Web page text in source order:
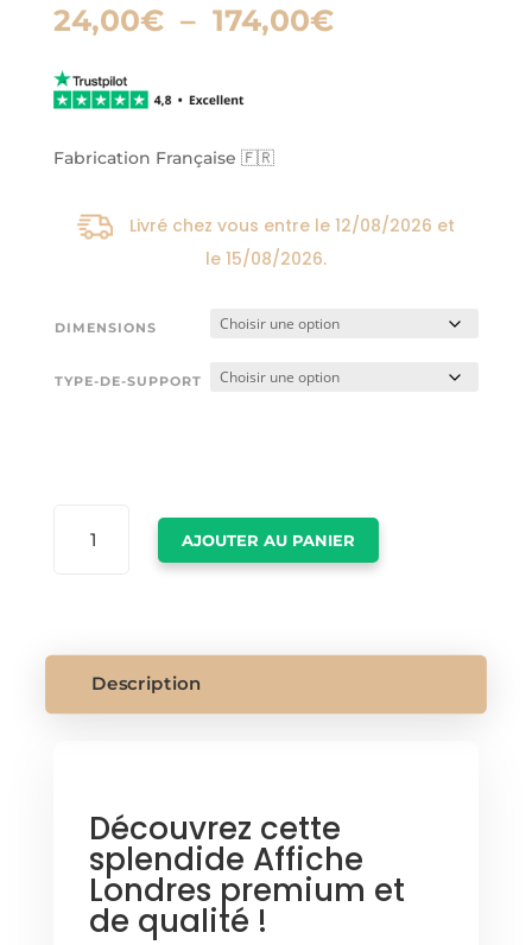
24,00€ – 174,00€Plage
Fabrication Française 🇫🇷
Livré chez vous entre le 12/08/2026 et
le 15/08/2026.
DIMENSIONS
TYPE-DE-SUPPORT
AJOUTER AU PANIER
Description
Découvrez cette
splendide Affiche
Londres premium et
de qualité !